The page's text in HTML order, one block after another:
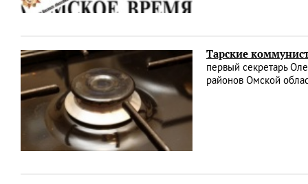
Тарские
первый секретарь
районов Омской